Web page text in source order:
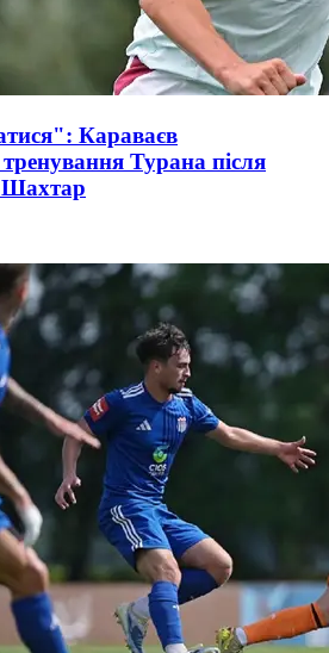
Караваєв
Турана після
Шахтар